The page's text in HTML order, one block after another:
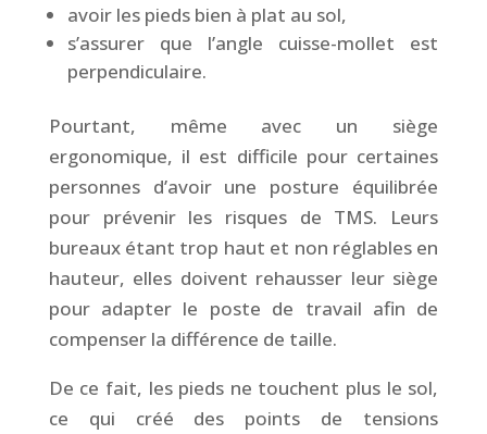
avoir les pieds bien à plat au sol,
s’assurer que l’angle cuisse-mollet est
perpendiculaire.
Pourtant, même avec un siège
ergonomique, il est difficile pour certaines
personnes d’avoir une posture équilibrée
pour prévenir les risques de TMS. Leurs
bureaux étant trop haut et non réglables en
hauteur, elles doivent rehausser leur siège
pour adapter le poste de travail afin de
compenser la différence de taille.
De ce fait, les pieds ne touchent plus le sol,
ce qui créé des points de tensions